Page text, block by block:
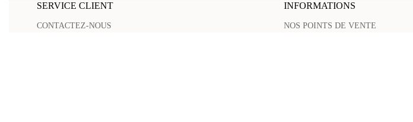
SERVICE CLIENT
CONTACTEZ-NOUS
INFORMATIONS
NOS POINTS DE VENTE